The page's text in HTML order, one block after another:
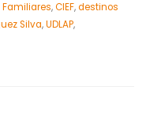
,CIEF,destinos
Silva,UDLAP,